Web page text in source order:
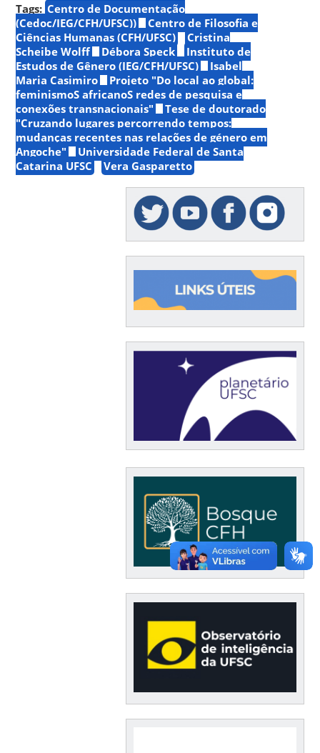
Tags: Centro de Documentação
(Cedoc/IEG/CFH/UFSC))
Centro de Filosofia e
Ciências Humanas (CFH/UFSC)
Cristina
Scheibe Wolff
Débora Speck
Instituto de
Estudos de Gênero (IEG/CFH/UFSC)
Isabel
Maria Casimiro
Projeto "Do local ao global:
feminismoS africanoS redes de pesquisa e
conexões transnacionais"
Tese de doutorado
"Cruzando lugares percorrendo tempos:
mudanças recentes nas relações de género em
Angoche"
Universidade Federal de Santa
Catarina UFSC
Vera Gasparetto